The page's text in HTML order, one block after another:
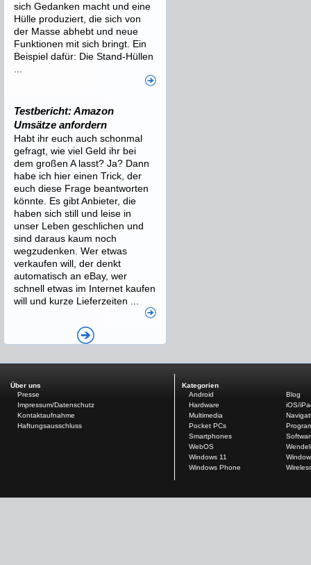
sich Gedanken macht und eine
Hülle produziert, die sich von
der Masse abhebt und neue
Funktionen mit sich bringt. Ein
Beispiel dafür: Die Stand-Hüllen
Testbericht: Amazon
Umsätze anfordern
Habt ihr euch auch schonmal
gefragt, wie viel Geld ihr bei
dem großen A lasst? Ja? Dann
habe ich hier einen Trick, der
euch diese Frage beantworten
könnte. Es gibt Anbieter, die
haben sich still und leise in
unser Leben geschlichen und
sind daraus kaum noch
wegzudenken. Wer etwas
verkaufen will, der denkt
automatisch an eBay, wer
schnell etwas im Internet kaufen
will und kurze Lieferzeiten ...
Über uns
Presse
Impressum/Datenschutz
Kontaktaufnahme
Haftungsausschluss
Kategorien
Android
Blog
Hardware
iOS/
Multimedia
Pocket PCs
Smartphones
WebOS
Windows 11
Windows Phone